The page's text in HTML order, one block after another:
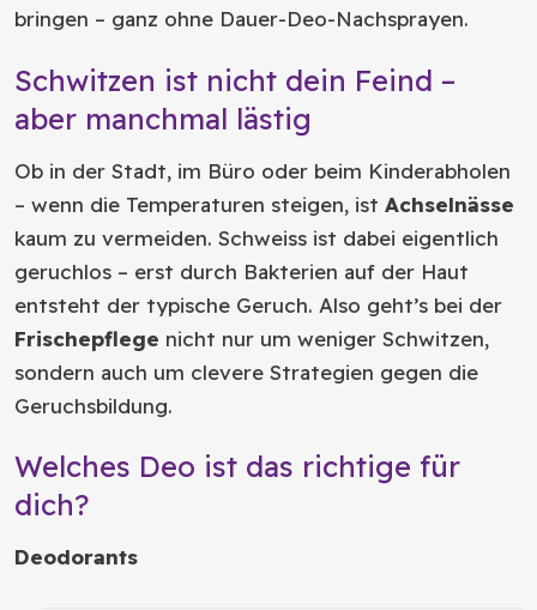
bringen – ganz ohne Dauer-Deo-Nachsprayen.
Schwitzen ist nicht dein Feind –
aber manchmal lästig
Ob in der Stadt, im Büro oder beim Kinderabholen
– wenn die Temperaturen steigen, ist Achselnässe
kaum zu vermeiden. Schweiss ist dabei eigentlich
geruchlos – erst durch Bakterien auf der Haut
entsteht der typische Geruch. Also geht’s bei der
Frischepflege nicht nur um weniger Schwitzen,
sondern auch um clevere Strategien gegen die
Geruchsbildung.
Welches Deo ist das richtige für
dich?
Deodorants